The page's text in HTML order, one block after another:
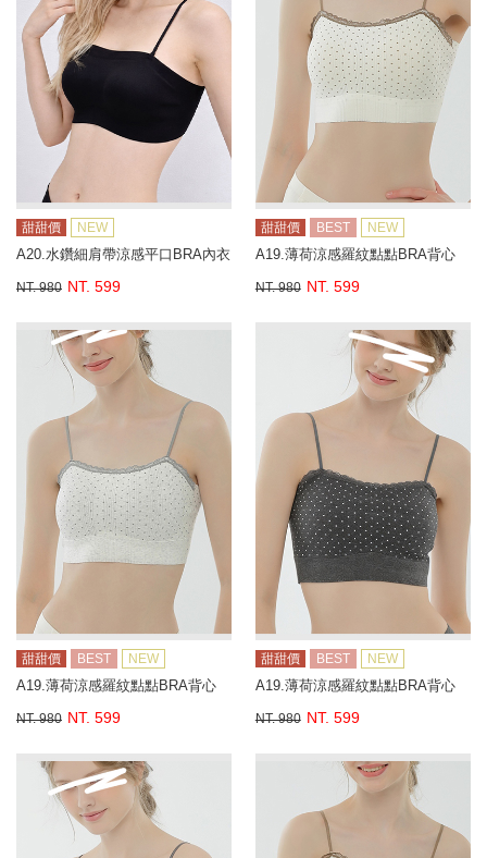
甜甜價 NEW
A20.水鑽細肩帶涼感平口BRA內衣
NT. 980 NT. 599
甜甜價 BEST NEW
A19.薄荷涼感羅紋點點BRA背心
NT. 980 NT. 599
甜甜價 BEST NEW
A19.薄荷涼感羅紋點點BRA背心
NT. 980 NT. 599
甜甜價 BEST NEW
A19.薄荷涼感羅紋點點BRA背心
NT. 980 NT. 599